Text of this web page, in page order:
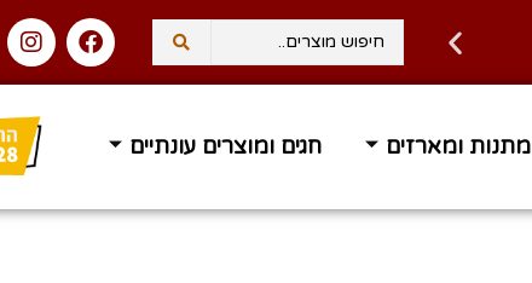
זמן אספקה 1-3 ימי עסקים מתנות ומארזים חגים ומוצרים עונתיים